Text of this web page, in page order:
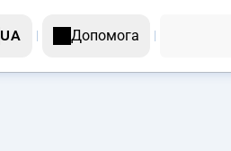
UA Допомога